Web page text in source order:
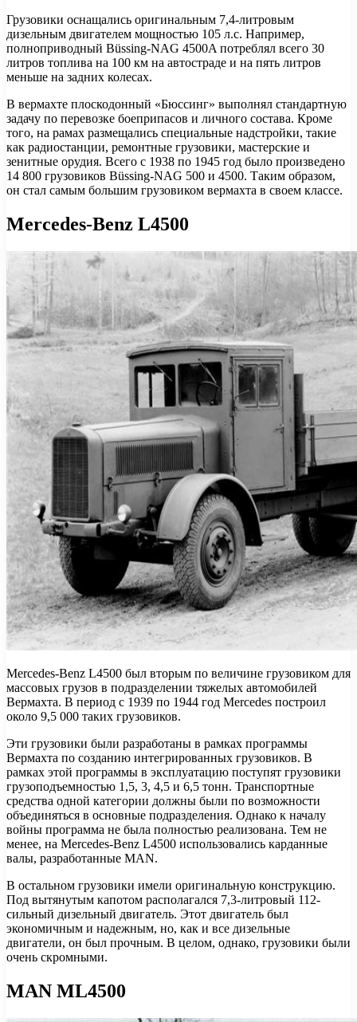
Грузовики оснащались оригинальным 7,4-литровым
дизельным двигателем мощностью 105 л.с. Например,
полноприводный Büssing-NAG 4500A потреблял всего 30
литров топлива на 100 км на автостраде и на пять литров
меньше на задних колесах.
В вермахте плоскодонный «Бюссинг» выполнял стандартную
задачу по перевозке боеприпасов и личного состава. Кроме
того, на рамах размещались специальные надстройки, такие
как радиостанции, ремонтные грузовики, мастерские и
зенитные орудия. Всего с 1938 по 1945 год было произведено
14 800 грузовиков Büssing-NAG 500 и 4500. Таким образом,
он стал самым большим грузовиком вермахта в своем классе.
Mercedes-Benz L4500
Mercedes-Benz L4500 был вторым по величине грузовиком для
массовых грузов в подразделении тяжелых автомобилей
Вермахта. В период с 1939 по 1944 год Mercedes построил
около 9,5 000 таких грузовиков.
Эти грузовики были разработаны в рамках программы
Вермахта по созданию интегрированных грузовиков. В
рамках этой программы в эксплуатацию поступят грузовики
грузоподъемностью 1,5, 3, 4,5 и 6,5 тонн. Транспортные
средства одной категории должны были по возможности
объединяться в основные подразделения. Однако к началу
войны программа не была полностью реализована. Тем не
менее, на Mercedes-Benz L4500 использовались карданные
валы, разработанные MAN.
В остальном грузовики имели оригинальную конструкцию.
Под вытянутым капотом располагался 7,3-литровый 112-
сильный дизельный двигатель. Этот двигатель был
экономичным и надежным, но, как и все дизельные
двигатели, он был прочным. В целом, однако, грузовики были
очень скромными.
MAN ML4500